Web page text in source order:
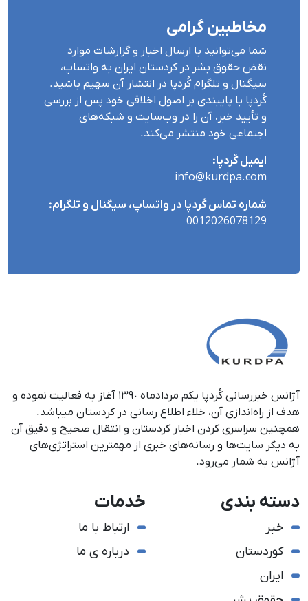
مخاطبین گرامی
شما می‌توانید با ارسال اخبار و گزارشات موارد
نقض حقوق بشر در کردستان ایران بە واتساپ،
سیگنال و تلگرام کُردپا در انتشار آن سهیم باشید.
کُردپا با پایبندی بر اصول اخلاقی خود پس از بررسی
و تأیید خبر، آن را در وب‌سایت و شبکه‌های
اجتماعی خود منتشر می‌کند.
ایمیل کُردپا:
info@kurdpa.com
شماره تماس کُردپا در واتساپ، سیگنال و تلگرام:
0012026078129
آژانس خبررسانی کُردپا یکم مردادماه ١٣٩٠ آغاز به فعالیت نموده و
هدف از راه‌اندازی آن، خلاء اطلاع رسانی در کردستان می‎باشد.
همچنین سراسری کردن اخبار کردستان و انتقال صحیح و دقیق آن
به دیگر سایت‌ها و رسانه‌های خبری از مهمترین استراتژی‌های
آژانس به شمار می‌رود.
دسته بندی
خبر
کوردستان
ایران
خدمات
ارتباط با ما
درباره ی ما